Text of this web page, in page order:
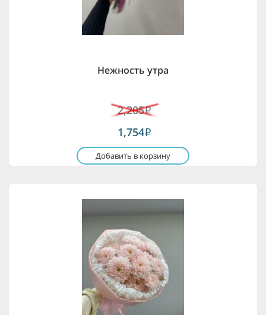
Нежность утра
2,205i
1,754i
Добавить в корзину